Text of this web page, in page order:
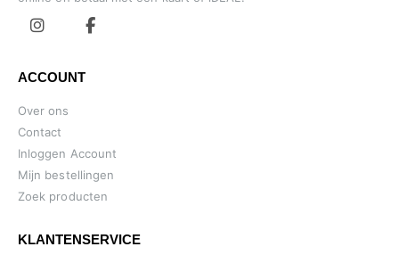
ACCOUNT
Over ons
Contact
Inloggen Account
Mijn bestellingen
Zoek producten
KLANTENSERVICE